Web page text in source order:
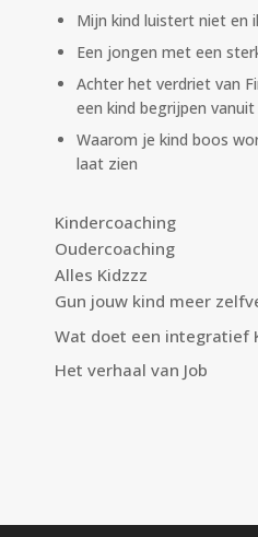
Mijn kind luistert niet en
Een jongen met een
Achter het verdriet van
een kind begrijpen
Waarom je kind boos
laat zien
Kindercoaching
Oudercoaching
Alles Kidzzz
Gun jouw kind meer
Wat doet een integratief
Het verhaal van Job